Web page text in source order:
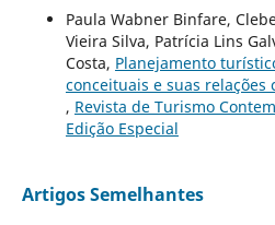
Paula Wabner Binfare,
Vieira Silva, Patrícia Lins
Costa, Planejamento
conceituais e suas
, Revista de Turismo
Edição Especial
Artigos Semelhantes